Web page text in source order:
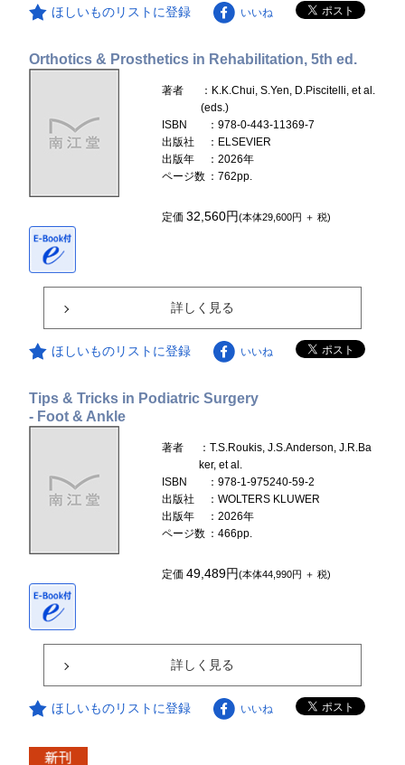
ほしいものリストに登録 いいね
Orthotics & Prosthetics in Rehabilitation, 5th ed.
著者
：K.K.Chui, S.Yen, D.Piscitelli, et al.
(eds.)
ISBN
：978-0-443-11369-7
出版社
：ELSEVIER
出版年
：2026年
ページ数 ：762pp.
定価32,560円(本体29,600円 ＋ 税)
詳しく見る
ほしいものリストに登録 いいね
Tips & Tricks in Podiatric Surgery
- Foot & Ankle
著者
：T.S.Roukis, J.S.Anderson, J.R.Ba
ker, et al.
ISBN
：978-1-975240-59-2
出版社
：WOLTERS KLUWER
出版年
：2026年
ページ数 ：466pp.
定価49,489円(本体44,990円 ＋ 税)
詳しく見る
ほしいものリストに登録 いいね